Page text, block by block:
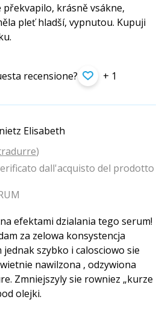
krásně vsákne,
pleť hladší, vypnutou. Kupuji
recensione? + 1
Elisabeth
)
dall'acquisto del prodotto
efektami dzialania tego serum!
za zelowa konsystencja
szybko i calosciowo sie
nawilzona , odzywiona
Zmniejszyly sie rowniez „kurze
olejki.